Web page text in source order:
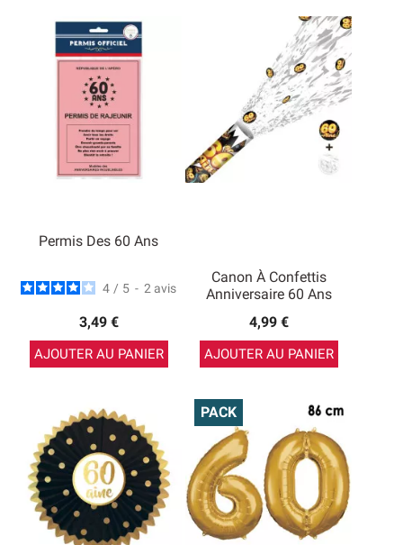
Permis Des 60 Ans
4 / 5 - 2 avis
3,49 €
AJOUTER AU PANIER
Canon À Confettis
Anniversaire 60 Ans
4,99 €
AJOUTER AU PANIER
PACK